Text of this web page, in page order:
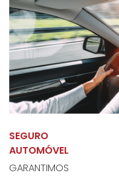
SEGURO
AUTOMÓVEL
GARANTIMOS